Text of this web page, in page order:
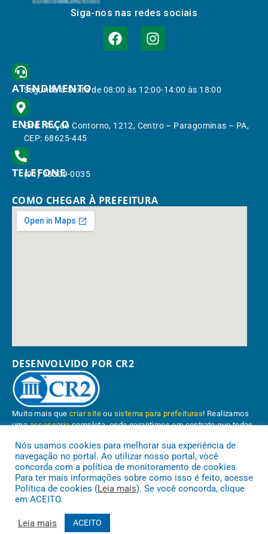
Siga-nos nas redes sociais
ATENDIMENTO
Segunda à Sexta de 08:00 às 12:00-14:00 às 18:00
ENDEREÇO
End.: Av. do Contorno, 1212, Centro – Paragominas – PA,
CEP: 68625-445
TELEFONE
(91) 98309-0035
COMO CHEGAR À PREFEITURA
DESENVOLVIDO POR CR2
Muito mais quecriar site ou sistema para prefeituras! Realizamos
umaassessoriacompleta, onde garantimos em contrato que todas
Conheça oPNTP e oRadar da Transparência Pública
Nós usamos cookies para melhorar sua experiência de
navegação no portal. Ao utilizar nosso portal, você
concorda com a política de monitoramento de cookies.
Para ter mais informações sobre como isso é feito, acesse
Política de cookies (Leia mais). Se você concorda, clique
em ACEITO.
Leia mais ACEITO